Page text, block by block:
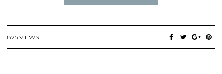
825 VIEWS